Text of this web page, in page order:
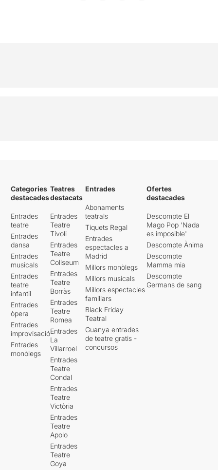
Categories
destacades
Entrades
teatre
Entrades
dansa
Entrades
musicals
Entrades
teatre
infantil
Entrades
òpera
Entrades
improvisació
Entrades
monòlegs
Teatres
destacats
Entrades
Teatre
Tívoli
Entrades
Teatre
Coliseum
Entrades
Teatre
Borràs
Entrades
Teatre
Romea
Entrades
La
Villarroel
Entrades
Teatre
Condal
Entrades
Teatre
Victòria
Entrades
Teatre
Apolo
Entrades
Teatre
Goya
Entrades
Abonaments
teatrals
Tiquets Regal
Entrades
espectacles a
Madrid
Millors monòlegs
Millors musicals
Millors espectacles
familiars
Black Friday
Teatral
Guanya entrades
de teatre gratis -
concursos
Ofertes
destacades
Descompte El
Mago Pop 'Nada
es imposible'
Descompte Ànima
Descompte
Mamma mia
Descompte
Germans de sang